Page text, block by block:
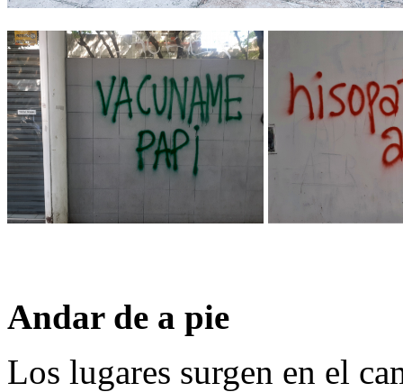
Andar de a pie
Los lugares surgen en el